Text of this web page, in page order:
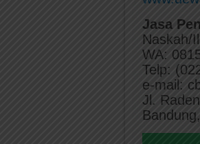
Jasa
Naskah/
WA:
Telp:
e-mail:
Jl.